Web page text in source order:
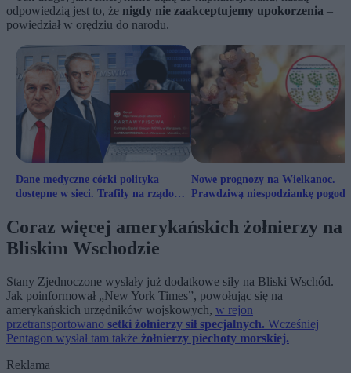
odpowiedzią jest to, że nigdy nie zaakceptujemy upokorzenia –
powiedział w orędziu do narodu.
Dane medyczne córki polityka
dostępne w sieci. Trafiły na rządową
Nowe prognozy na Wielkanoc.
Prawdziwą niespodziankę pogoda
Coraz więcej amerykańskich żołnierzy na
Bliskim Wschodzie
Stany Zjednoczone wysłały już dodatkowe siły na Bliski Wschód.
Jak poinformował „New York Times”, powołując się na
amerykańskich urzędników wojskowych, w rejon
przetransportowano setki żołnierzy sił specjalnych. Wcześniej
Pentagon wysłał tam także żołnierzy piechoty morskiej.
Reklama